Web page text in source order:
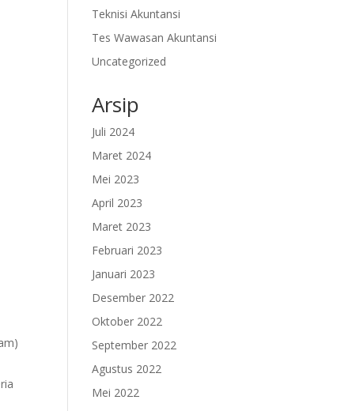
Teknisi Akuntansi
Tes Wawasan Akuntansi
Uncategorized
Arsip
Juli 2024
Maret 2024
Mei 2023
April 2023
Maret 2023
Februari 2023
Januari 2023
Desember 2022
Oktober 2022
September 2022
Agustus 2022
Mei 2022